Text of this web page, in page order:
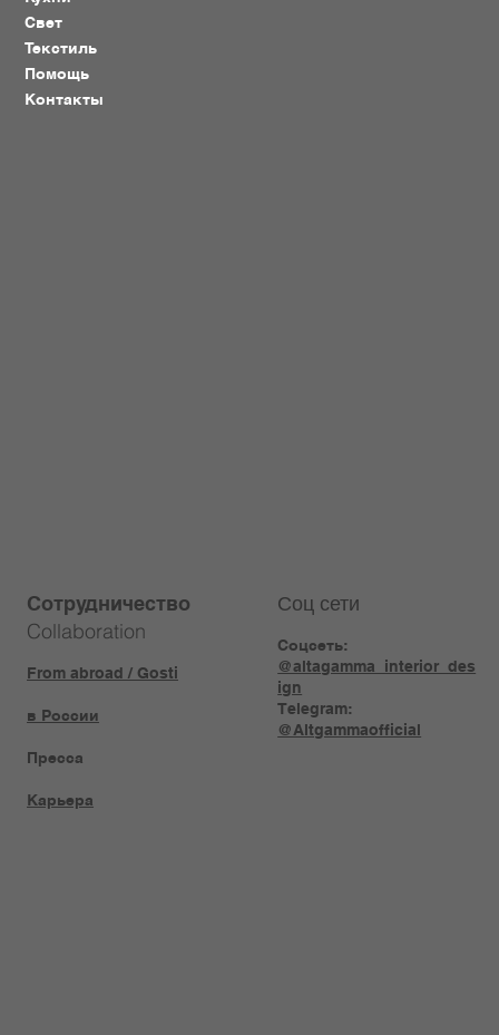
Сотрудничество
Collaboration
From abroad / Gosti
в России
Пресса
Карьера
Свет
Текстиль
Помощь
Контакты
Соц сети
Соцсеть:
@altagamma_interior_des
ign
Telegram:
@Altgammaofficial